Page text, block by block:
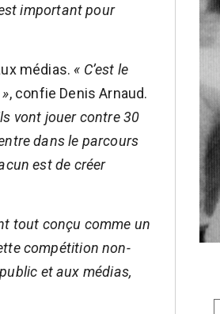
important pour
médias. « C’est le
, confie Denis Arnaud.
vont jouer contre 30
dans le parcours
est de créer
tout conçu comme un
compétition non-
et aux médias,